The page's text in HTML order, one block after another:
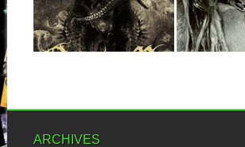
m’avait mis une belle claque...
déjà...
ARCHIVES